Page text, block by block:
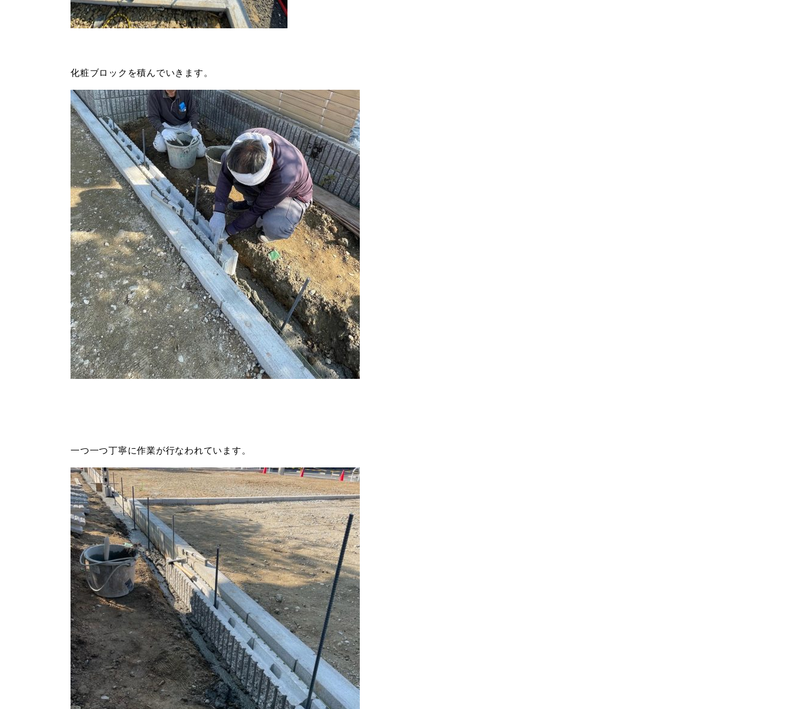
化粧ブロックを積んでいきます。
一つ一つ丁寧に作業が行なわれています。